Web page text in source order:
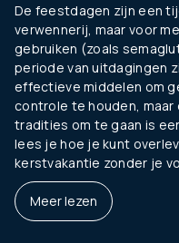
De feestdagen zijn een
verwennerij, maar voor
gebruiken (zoals
periode van uitdagingen
effectieve middelen om
controle te houden,
tradities om te gaan is
lees je hoe je kunt
kerstvakantie zonder je
Meer lezen